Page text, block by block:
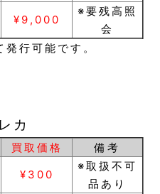
¥9,000
※要残高照
会
行可能です。
カ
買取価格
備考
¥300
※取扱不可
品あり